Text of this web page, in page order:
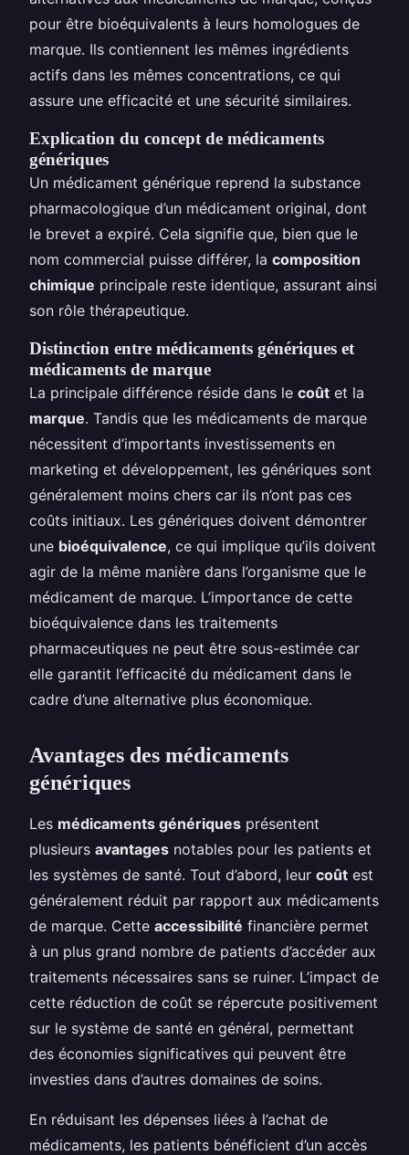
pour être bioéquivalents à leurs homologues de
marque. Ils contiennent les mêmes ingrédients
actifs dans les mêmes concentrations, ce qui
assure une efficacité et une sécurité similaires.
Explication du concept de médicaments
génériques
Un médicament générique reprend la substance
pharmacologique d’un médicament original, dont
le brevet a expiré. Cela signifie que, bien que le
nom commercial puisse différer, la composition
chimique principale reste identique, assurant ainsi
son rôle thérapeutique.
Distinction entre médicaments génériques et
médicaments de marque
La principale différence réside dans le coût et la
marque. Tandis que les médicaments de marque
nécessitent d’importants investissements en
marketing et développement, les génériques sont
généralement moins chers car ils n’ont pas ces
coûts initiaux. Les génériques doivent démontrer
une bioéquivalence, ce qui implique qu’ils doivent
agir de la même manière dans l’organisme que le
médicament de marque. L’importance de cette
bioéquivalence dans les traitements
pharmaceutiques ne peut être sous-estimée car
elle garantit l’efficacité du médicament dans le
cadre d’une alternative plus économique.
Avantages des médicaments
génériques
Les médicaments génériques présentent
plusieurs avantages notables pour les patients et
les systèmes de santé. Tout d’abord, leur coût est
généralement réduit par rapport aux médicaments
de marque. Cette accessibilité financière permet
à un plus grand nombre de patients d’accéder aux
traitements nécessaires sans se ruiner. L’impact de
cette réduction de coût se répercute positivement
sur le système de santé en général, permettant
des économies significatives qui peuvent être
investies dans d’autres domaines de soins.
En réduisant les dépenses liées à l’achat de
médicaments, les patients bénéficient d’un accès